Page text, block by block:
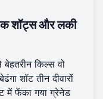
शॉट्स और लकी
किल्स वो
शॉट तीन दीवारों
में फेंका गया ग्रेनेड